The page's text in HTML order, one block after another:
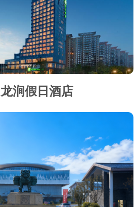
涧假日酒店